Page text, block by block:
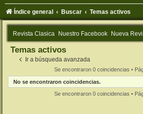
Índice general Buscar Temas activos
Revista Clasica Nuestro Facebook Nueva
Temas activos
Ir a búsqueda avanzada
Se encontraron 0 coincidencias •
No se encontraron coincidencias.
Se encontraron 0 coincidencias •